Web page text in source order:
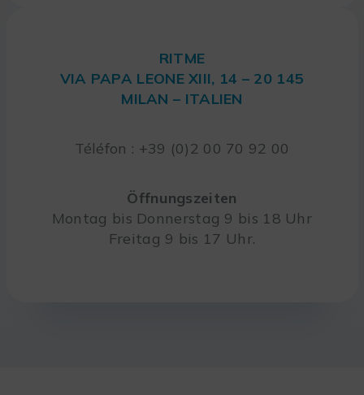
RITME
VIA PAPA LEONE XIII, 14 – 20 145
MILAN – ITALIEN
Téléfon : +39 (0)2 00 70 92 00
Öffnungszeiten
Montag bis Donnerstag 9 bis 18 Uhr
Freitag 9 bis 17 Uhr.